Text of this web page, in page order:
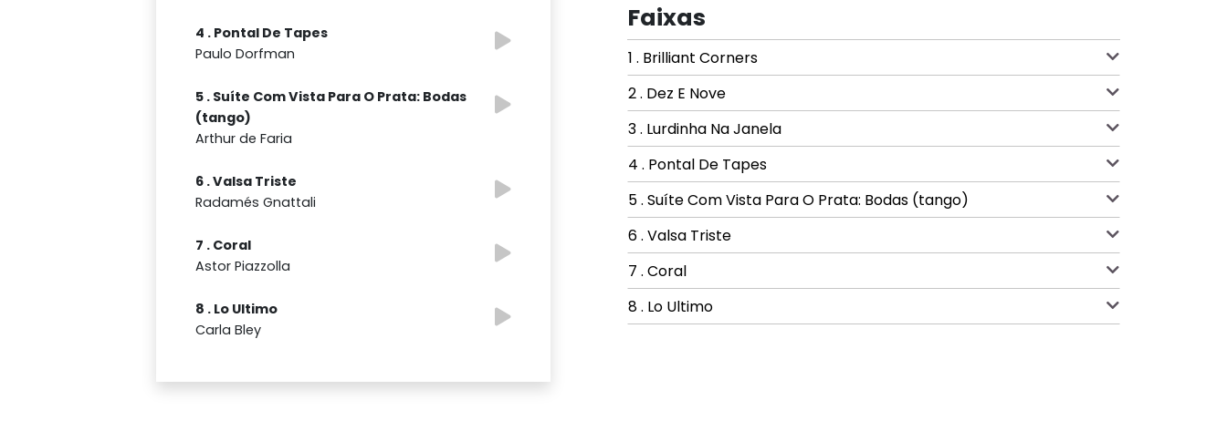
4 . Pontal De Tapes
Paulo Dorfman
5 . Suíte Com Vista Para O Prata: Bodas
(tango)
Arthur de Faria
6 . Valsa Triste
Radamés Gnattali
7 . Coral
Astor Piazzolla
8 . Lo Ultimo
Carla Bley
Faixas
1 . Brilliant Corners
2 . Dez E Nove
3 . Lurdinha Na Janela
4 . Pontal De Tapes
5 . Suíte Com Vista Para O Prata: Bodas (tango)
6 . Valsa Triste
7 . Coral
8 . Lo Ultimo